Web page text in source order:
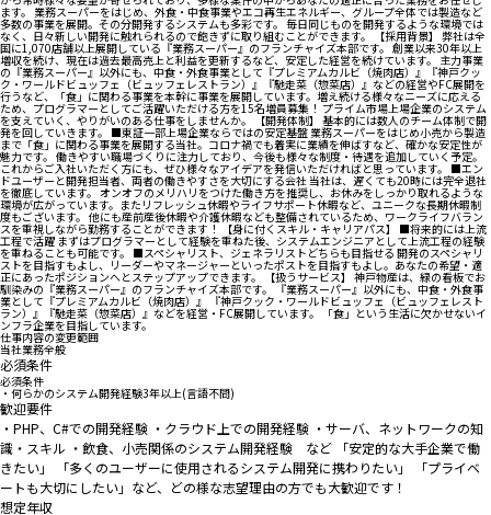
ます。 業務スーパーをはじめ、外食・中食事業やエコ再生エネルギー、グループ全体では製造など
多数の事業を展開。その分開発するシステムも多彩です。 毎日同じものを開発するような環境では
なく、日々新しい開発に触れられるので飽きずに取り組むことができます。 【採用背景】 弊社は全
国に1,070店舗以上展開している『業務スーパー』のフランチャイズ本部です。 創業以来30年以上
増収を続け、現在は過去最高売上と利益を更新するなど、安定した経営を続けています。 主力事業
の『業務スーパー』以外にも、中食・外食事業として『プレミアムカルビ（焼肉店）』『神戸クッ
ク・ワールドビュッフェ（ビュッフェレストラン）』『馳走菜（惣菜店）』などの経営やFC展開を
行うなど、「食」に関わる事業を本幹に事業を展開しています。増え続ける様々なニーズに応える
ため、プログラマーとしてご活躍いただける方を15名増員募集！ プライム市場上場企業のシステム
を支えていく、やりがいのある仕事をしませんか。 【開発体制】 基本的には数人のチーム体制で開
発を回していきます。 ■東証一部上場企業ならではの安定基盤 業務スーパーをはじめ小売から製造
まで「食」に関わる事業を展開する当社。コロナ禍でも着実に業績を伸ばすなど、確かな安定性が
魅力です。 働きやすい職場づくりに注力しており、今後も様々な制度・待遇を追加していく予定。
これからご入社いただく方にも、ぜひ様々なアイデアを発信いただければと思っています。 ■エン
ドユーザーと開発担当者、両者の働きやすさを大切にする会社 当社は、遅くても20時には完全退社
を徹底しています。 オンオフのメリハリをつけた働き方を推奨し、お休みをしっかり取れるような
環境が広がっています。またリフレッシュ休暇やライフサポート休暇など、ユニークな長期休暇制
度もございます。 他にも産前産後休暇や介護休暇なども整備されているため、ワークライフバラン
スを重視しながら勤務することができます！ 【身に付くスキル・キャリアパス】 ■将来的には上流
工程で活躍 まずはプログラマーとして経験を重ねた後、システムエンジニアとして上流工程の経験
を重ねることも可能です。 ■スペシャリスト、ジェネラリストどちらも目指せる 開発のスペシャリ
ストを目指すもよし、リーダーやマネージャーといったポストを目指すもよし。あなたの希望・適
正にあったポジションへとステップアップできます。 【扱うサービス】 神戸物産は、緑の看板でお
馴染みの『業務スーパー』のフランチャイズ本部です。 『業務スーパー』以外にも、中食・外食事
業として『プレミアムカルビ（焼肉店）』 『神戸クック・ワールドビュッフェ（ビュッフェレスト
ラン）』『馳走菜（惣菜店）』などを経営・FC展開しています。 「食」という生活に欠かせないイ
ンフラ企業を目指しています。
仕事内容の変更範囲
当社業務全般
必須条件
必須条件
・何らかのシステム開発経験3年以上(言語不問)
歓迎要件
・PHP、C#での開発経験 ・クラウド上での開発経験 ・サーバ、ネットワークの知
識・スキル ・飲食、小売関係のシステム開発経験 など 「安定的な大手企業で働
きたい」 「多くのユーザーに使用されるシステム開発に携わりたい」 「プライベ
ートも大切にしたい」など、どの様な志望理由の方でも大歓迎です！
想定年収